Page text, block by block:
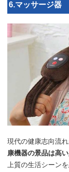
6.マッサージ器
現代の健康志向流れ
康機器の景品は高
上質の生活シーン